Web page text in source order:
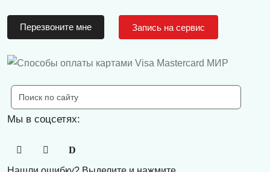
Перезвоните мне Запись на сервис
Мы в соцсетях: